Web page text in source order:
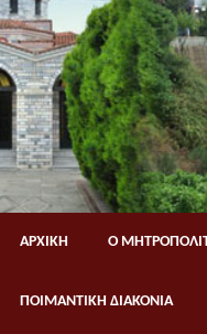
ΑΡΧΙΚΗ Ο
ΠΟΙΜΑΝΤΙΚΗ ΔΙΑΚΟΝΙΑ